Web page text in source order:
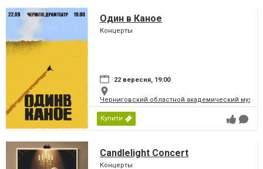
Один в Каное
Концерты
22 вересня, 19:00
Черниговский областной академический
Купити
Candlelight Concert
Концерты